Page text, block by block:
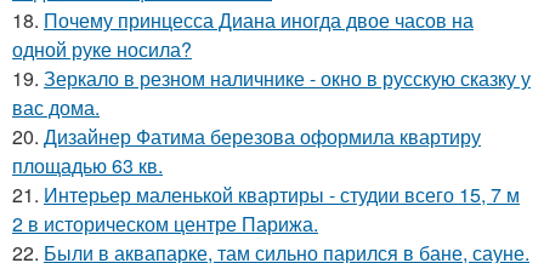
18. Почему принцесса Диана иногда двое часов на
одной руке носила?
19. Зеркало в резном наличнике - окно в русскую сказку у
вас дома.
20. Дизайнер Фатима березова оформила квартиру
площадью 63 кв.
21. Интерьер маленькой квартиры - студии всего 15, 7 м
2 в историческом центре Парижа.
22. Были в аквапарке, там сильно парился в бане, сауне.